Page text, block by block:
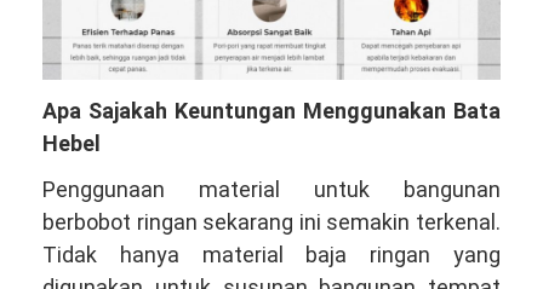
Apa Sajakah Keuntungan Menggunakan Bata
Hebel
Penggunaan material untuk bangunan
berbobot ringan sekarang ini semakin terkenal.
Tidak hanya material baja ringan yang